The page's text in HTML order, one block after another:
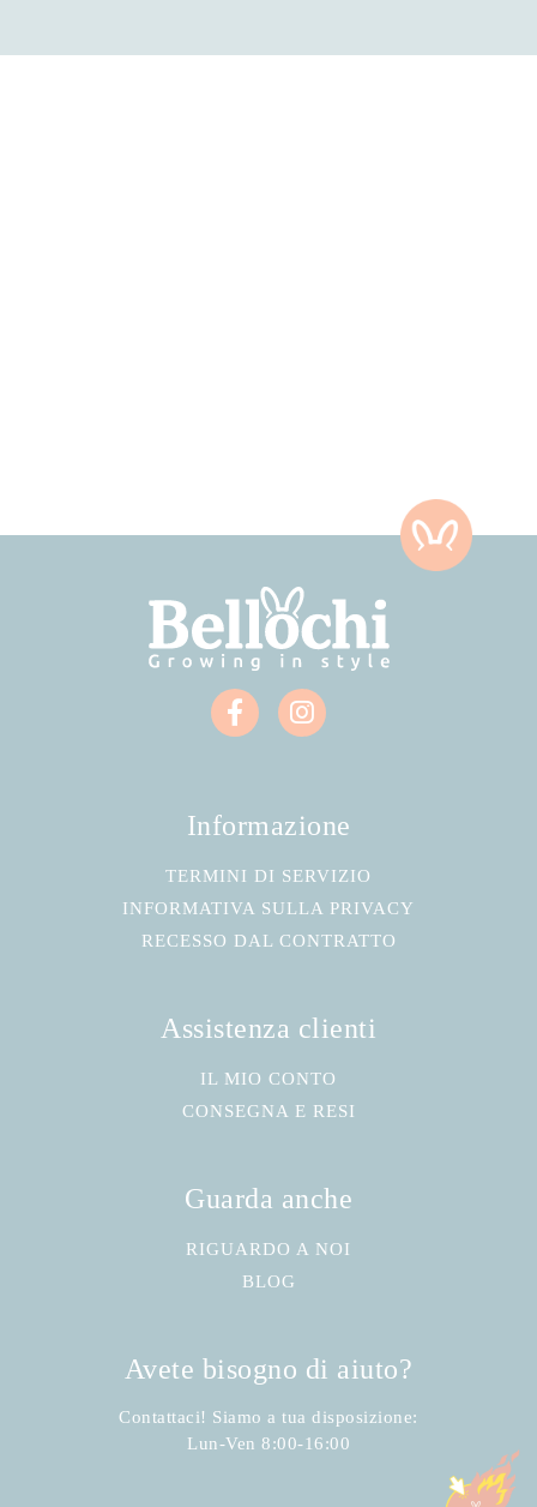
Informazione
TERMINI DI SERVIZIO
INFORMATIVA SULLA PRIVACY
RECESSO DAL CONTRATTO
Assistenza clienti
IL MIO CONTO
CONSEGNA E RESI
Guarda anche
RIGUARDO A NOI
BLOG
Avete bisogno di aiuto?
Contattaci! Siamo a tua disposizione:
Lun-Ven 8:00-16:00